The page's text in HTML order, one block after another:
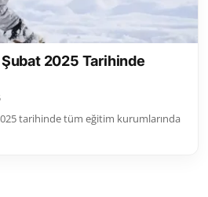
2025 Tarihinde
tarihinde tüm eğitim kurumlarında